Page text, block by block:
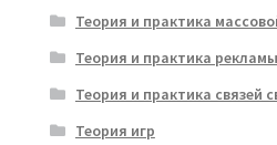
Теория и практика
Теория и практика рекламы
Теория и практика связей
Теория игр